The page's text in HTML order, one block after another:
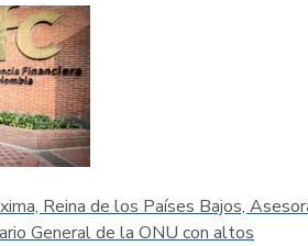
Reina de los Países Bajos,
General de la ONU con altos